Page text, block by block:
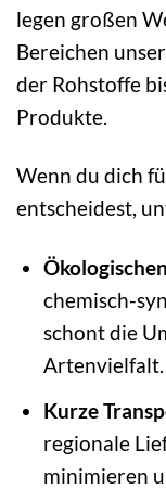
legen großen
Bereichen
der Rohstoffe
Produkte.
Wenn du dich
entscheidest,
chemisch-
schont die
Artenvielfalt.
Kurze
regionale
minimieren